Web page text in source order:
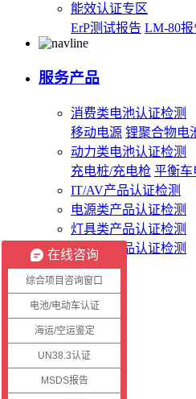
能效认证专区
ErP测试报告 LM-80报
服务产品
消费类电池认证检测
移动电源 锂聚合物电
动力类电池认证检测
充电桩/充电枪 平衡车
IT/AV产品认证检测
电源类产品认证检测
灯具类产品认证检测
无线类产品认证检测
客服系统
客户登录
证书查询
报告查询
在线咨询
综合项目咨询窗口
电池/电动车认证
海运/空运鉴定
UN38.3认证
MSDS报告